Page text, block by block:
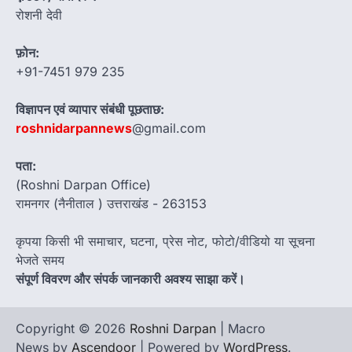
रोशनी देवी
फ़ोन:
+91-7451 979 235
विज्ञापन एवं व्यापार संबंधी पूछताछ:
roshnidarpannews@gmail.com
पता:
(Roshni Darpan Office)
रामनगर (नैनीताल ) उत्तराखंड - 263153
कृपया किसी भी समाचार, घटना, प्रेस नोट, फोटो/वीडियो या सूचना
भेजते समय
संपूर्ण विवरण और संपर्क जानकारी अवश्य साझा करें।
Copyright © 2026 Roshni Darpan | Macro
News by Ascendoor | Powered by WordPress.